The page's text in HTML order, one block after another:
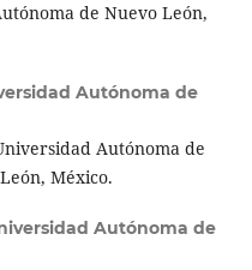
de Nuevo León,
Autónoma de
Autónoma de
México.
Autónoma de